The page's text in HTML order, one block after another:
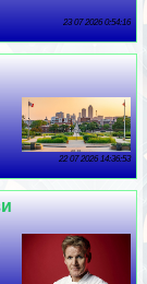
23 07 2026 0:54:16
22 07 2026 14:36:53